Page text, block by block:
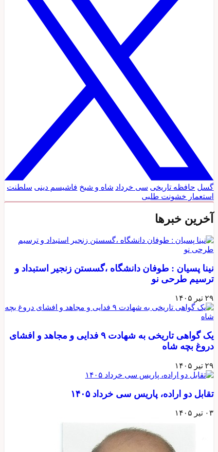
گسل حافظه تاریخی سی خرداد شاه و شیخ فاشیسم دینی سلطنت
استعمار خشونت طلبی
آخرین خبرها
نینا پسیان : طوفان دانشگاه ،گسستن زنجیر استبداد و
ترسیم طرحی نو
۲۹ تیر ۱۴۰۵
یک گواهی تاریخی به شهادت ۹ فدایی و مجاهد و افشای
دروغ بچه شاه
۲۹ تیر ۱۴۰۵
تقابل دو اراده، پاریس سی خرداد ۱۴۰۵
۰۳ تیر ۱۴۰۵